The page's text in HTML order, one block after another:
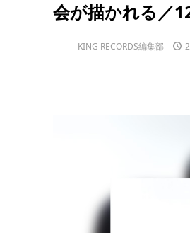
会が描かれる／
KING RECORDS編集部